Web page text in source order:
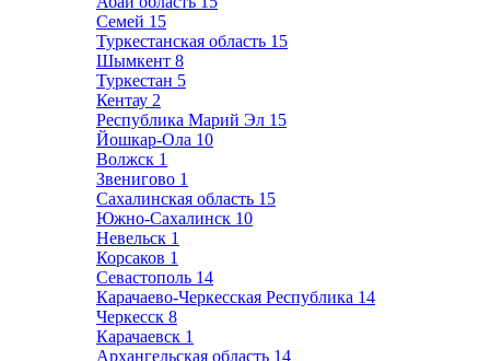
Семей 15
Туркестанская область 15
Шымкент 8
Туркестан 5
Кентау 2
Республика Марий Эл 15
Йошкар-Ола 10
Волжск 1
Звенигово 1
Сахалинская область 15
Южно-Сахалинск 10
Невельск 1
Корсаков 1
Севастополь 14
Карачаево-Черкесская Республика 14
Черкесск 8
Карачаевск 1
Архангельская область 14